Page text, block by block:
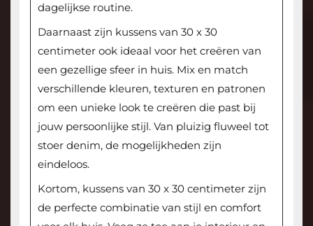
dagelijkse routine.
Daarnaast zijn kussens van 30 x 30
centimeter ook ideaal voor het creëren van
een gezellige sfeer in huis. Mix en match
verschillende kleuren, texturen en patronen
om een unieke look te creëren die past bij
jouw persoonlijke stijl. Van pluizig fluweel tot
stoer denim, de mogelijkheden zijn
eindeloos.
Kortom, kussens van 30 x 30 centimeter zijn
de perfecte combinatie van stijl en comfort